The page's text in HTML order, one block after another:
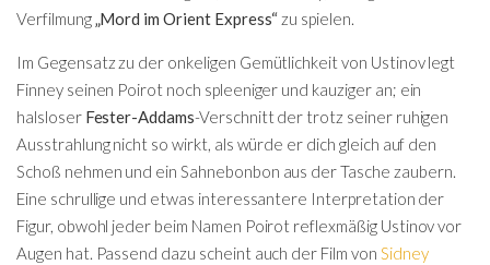
Verfilmung„Mord im Orient Express“zu spielen.
Im Gegensatz zu der onkeligen Gemütlichkeit von Ustinov legt
Finney seinen Poirot noch spleeniger und kauziger an; ein
halsloser Fester-Addams-Verschnitt der trotz seiner ruhigen
Ausstrahlung nicht so wirkt, als würde er dich gleich auf den
Schoß nehmen und ein Sahnebonbon aus der Tasche zaubern.
Eine schrullige und etwas interessantere Interpretation der
Figur, obwohl jeder beim Namen Poirot reflexmäßig Ustinov vor
Augen hat. Passend dazu scheint auch der Film von Sidney